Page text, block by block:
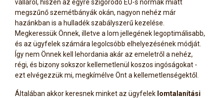
válláról, hiszen az egyre szigorodó EU-s normák miatt
megszűnő szemétbányák okán, nagyon nehéz már
hazánkban is a hulladék szabályszerű kezelése.
Megkeressük Önnek, illetve a lom jellegének legoptimálisabb,
és az ügyfelek számára legolcsóbb elhelyezésének módját.
Így nem Önnek kell lehordania akár az emeletről a nehéz,
régi, és bizony sokszor kellemetlenül koszos ingóságokat -
ezt elvégezzük mi, megkímélve Önt a kellemetlenségektől.
Általában akkor keresnek minket az ügyfelek lomtalanítási